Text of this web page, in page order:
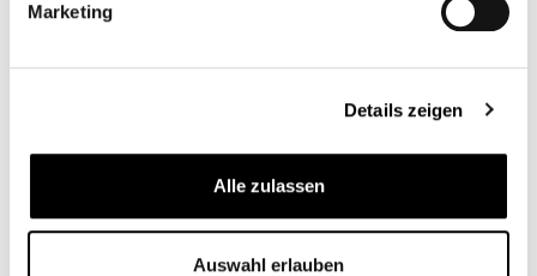
Marketing
Details zeigen
Alle zulassen
Auswahl erlauben
VIS DE BANC XXL
VIS DE BANQUETTE
De29,95 €*